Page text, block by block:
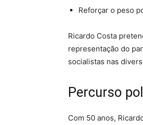
Reforçar o peso
Ricardo Costa
representação do
socialistas nas
Percurso
Com 50 anos,